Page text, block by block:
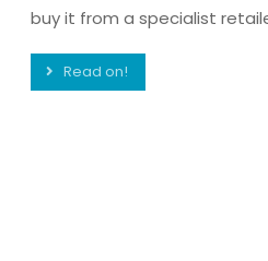
buy it from a specialist
Read on!